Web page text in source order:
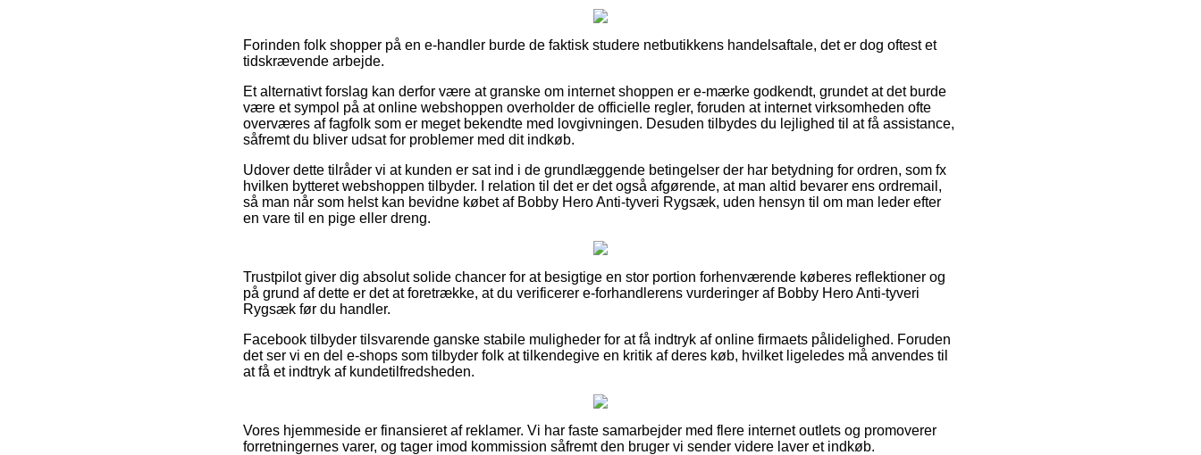
Forinden folk shopper på en e-handler burde de faktisk studere netbutikkens handelsaftale, det er dog oftest et
tidskrævende arbejde.
Et alternativt forslag kan derfor være at granske om internet shoppen er e-mærke godkendt, grundet at det burde
være et sympol på at online webshoppen overholder de officielle regler, foruden at internet virksomheden ofte
overværes af fagfolk som er meget bekendte med lovgivningen. Desuden tilbydes du lejlighed til at få assistance,
såfremt du bliver udsat for problemer med dit indkøb.
Udover dette tilråder vi at kunden er sat ind i de grundlæggende betingelser der har betydning for ordren, som fx
hvilken bytteret webshoppen tilbyder. I relation til det er det også afgørende, at man altid bevarer ens ordremail,
så man når som helst kan bevidne købet af Bobby Hero Anti-tyveri Rygsæk, uden hensyn til om man leder efter
en vare til en pige eller dreng.
Trustpilot giver dig absolut solide chancer for at besigtige en stor portion forhenværende køberes reflektioner og
på grund af dette er det at foretrække, at du verificerer e-forhandlerens vurderinger af Bobby Hero Anti-tyveri
Rygsæk før du handler.
Facebook tilbyder tilsvarende ganske stabile muligheder for at få indtryk af online firmaets pålidelighed. Foruden
det ser vi en del e-shops som tilbyder folk at tilkendegive en kritik af deres køb, hvilket ligeledes må anvendes til
at få et indtryk af kundetilfredsheden.
Vores hjemmeside er finansieret af reklamer. Vi har faste samarbejder med flere internet outlets og promoverer
forretningernes varer, og tager imod kommission såfremt den bruger vi sender videre laver et indkøb.